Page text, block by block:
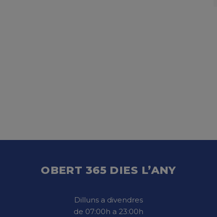
OBERT 365 DIES L’ANY
Dilluns a divendres
de 07:00h a 23:00h